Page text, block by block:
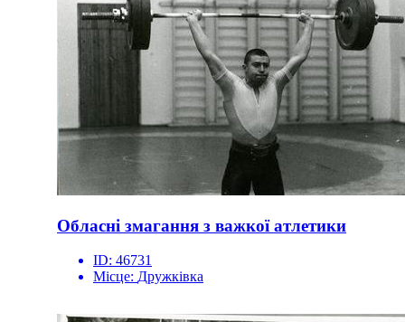
Обласні змагання з важкої атлетики
ID: 46731
Місце: Дружківка